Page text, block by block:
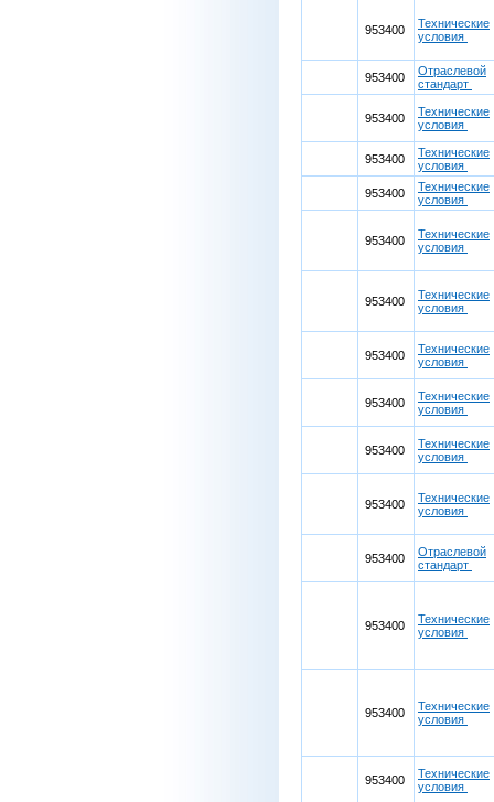
953400
Технические
условия
953400
Отраслевой
стандарт
953400
Технические
условия
953400
Технические
условия
953400
Технические
условия
953400
Технические
условия
953400
Технические
условия
953400
Технические
условия
953400
Технические
условия
953400
Технические
условия
953400
Технические
условия
953400
Отраслевой
стандарт
953400
Технические
условия
953400
Технические
условия
953400
Технические
условия